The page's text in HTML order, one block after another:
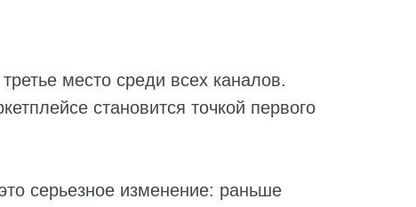
место среди всех каналов.
становится точкой первого
серьезное изменение: раньше